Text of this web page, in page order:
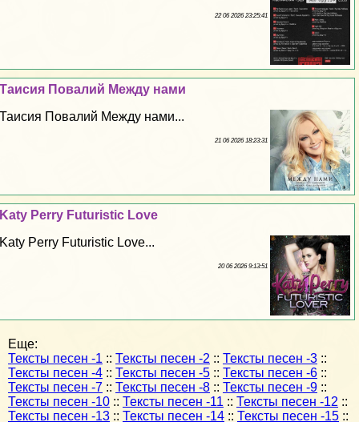
22 06 2026 23:25:41
Таисия Повалий Между нами
Таисия Повалий Между нами...
21 06 2026 18:23:31
Katy Perry Futuristic Love
Katy Perry Futuristic Love...
20 06 2026 9:13:51
Еще:
Тексты песен -1 :: Тексты песен -2 :: Тексты песен -3 ::
Тексты песен -4 :: Тексты песен -5 :: Тексты песен -6 ::
Тексты песен -7 :: Тексты песен -8 :: Тексты песен -9 ::
Тексты песен -10 :: Тексты песен -11 :: Тексты песен -12 ::
Тексты песен -13 :: Тексты песен -14 :: Тексты песен -15 ::